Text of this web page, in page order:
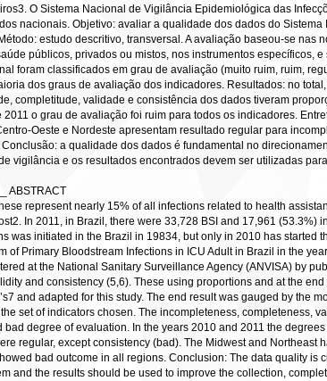
O Sistema Nacional de Vigilância Epidemiológica das
nacionais. Objetivo: avaliar a qualidade dos dados do Sistema
estudo descritivo, transversal. A avaliação baseou-se nas
públicos, privados ou mistos, nos instrumentos específicos, e
foram classificados em grau de avaliação (muito ruim, ruim,
dos graus de avaliação dos indicadores. Resultados: no
completitude, validade e consistência dos dados tiveram
o grau de avaliação foi ruim para todos os indicadores.
Oeste e Nordeste apresentam resultado regular para
a qualidade dos dados é fundamental no
vigilância e os resultados encontrados devem ser utilizadas
ABSTRACT
represent nearly 15% of all infections related to health
In 2011, in Brazil, there were 33,728 BSI and 17,961 (53.3%)
was initiated in the Brazil in 19834, but only in 2010 has started
Primary Bloodstream Infections in ICU Adult in Brazil in the
at the National Sanitary Surveillance Agency (ANVISA) by
and consistency (5,6). These using proportions and at the end
and adapted for this study. The end result was gauged by the
set of indicators chosen. The incompleteness, completeness,
degree of evaluation. In the years 2010 and 2011 the degrees
regular, except consistency (bad). The Midwest and Northeast
bad outcome in all regions. Conclusion: The data quality is
and the results should be used to improve the collection,